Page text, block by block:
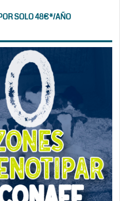
SOLO 48€*/AÑO